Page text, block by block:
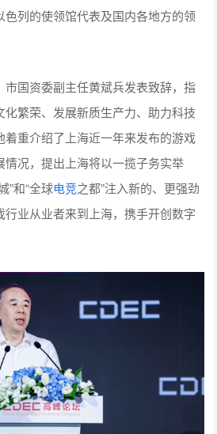
国资委副主任黄斌兵发表致辞，指
着重介绍了上海近一年来发布的游戏
情况，提出上海将以一揽子务实举
”和“全球电竞之都”注入新的、更强劲
业从业者来到上海，携手开创数字